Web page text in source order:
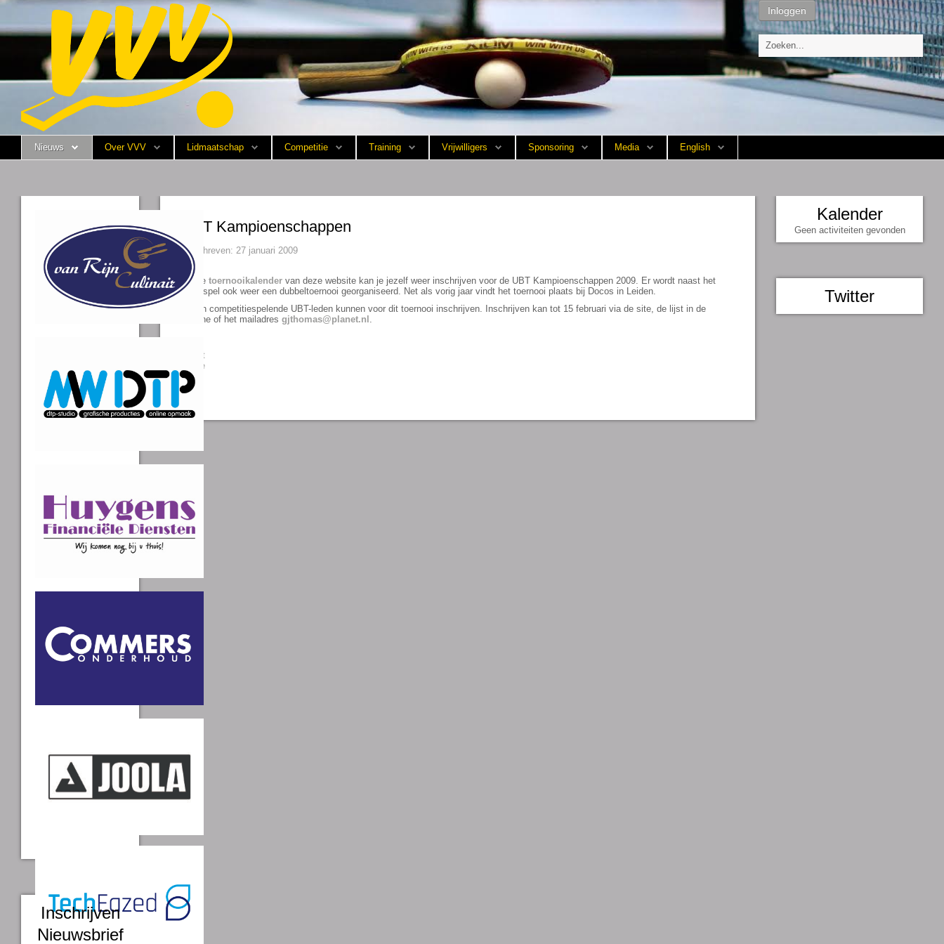
Nieuws
Over VVV
Lidmaatschap
Competitie
Sponsoring
Inloggen
Nieuws Over VVV Lidmaatschap Competitie Training Vrijwilligers Sponsoring Media English
UBT Kampioenschappen
Geschreven: 27 januari 2009
Op detoernooikalender van deze website kan je jezelf weer inschrijven voor de UBT Kampioenschappen 2009. Er wordt naast het
enkelspel ook weer een dubbeltoernooi georganiseerd. Net als vorig jaar vindt het toernooi plaats bij Docos in Leiden.
Alleen competitiespelende UBT-leden kunnen voor dit toernooi inschrijven. Inschrijven kan tot 15 februari via de site, de lijst in de
kantine of het mailadresgjthomas@planet.nl
Tweet
Share
0
Inschrijven
Nieuwsbrief
Kalender
Geen activiteiten gevonden
Twitter